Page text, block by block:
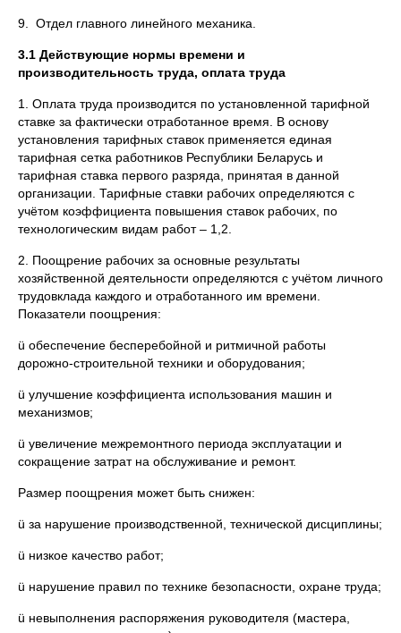
9. Отдел главного линейного механика.
3.1 Действующие нормы времени и
производительность труда, оплата труда
1. Оплата труда производится по установленной тарифной
ставке за фактически отработанное время. В основу
установления тарифных ставок применяется единая
тарифная сетка работников Республики Беларусь и
тарифная ставка первого разряда, принятая в данной
организации. Тарифные ставки рабочих определяются с
учётом коэффициента повышения ставок рабочих, по
технологическим видам работ – 1,2.
2. Поощрение рабочих за основные результаты
хозяйственной деятельности определяются с учётом личного
трудовклада каждого и отработанного им времени.
Показатели поощрения:
ü обеспечение бесперебойной и ритмичной работы
дорожно-строительной техники и оборудования;
ü улучшение коэффициента использования машин и
механизмов;
ü увеличение межремонтного периода эксплуатации и
сокращение затрат на обслуживание и ремонт.
Размер поощрения может быть снижен:
ü за нарушение производственной, технической дисциплины;
ü низкое качество работ;
ü нарушение правил по технике безопасности, охране труда;
ü невыполнения распоряжения руководителя (мастера,